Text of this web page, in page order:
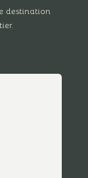
destination